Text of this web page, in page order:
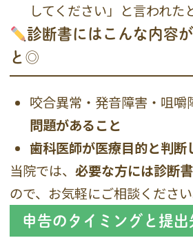
してください」と言われた
診断書にはこんな内容
と◎
咬合異常・発音障害・咀嚼
問題があること
歯科医師が医療目的と判断
当院では、必要な方には診断
ので、お気軽にご相談ください
申告のタイミングと提出